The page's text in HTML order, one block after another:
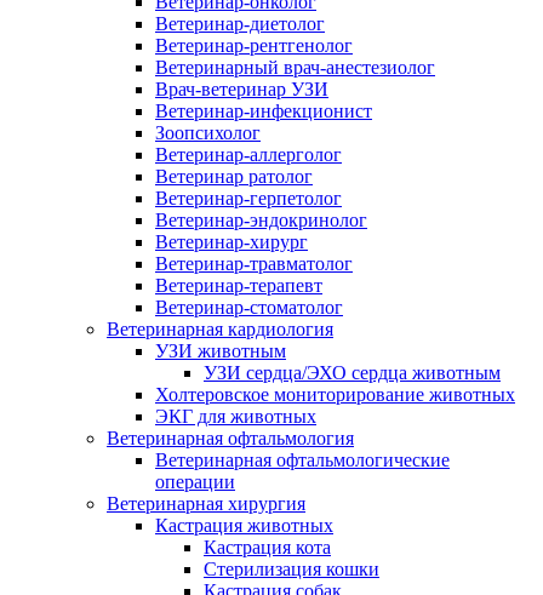
Ветеринар-диетолог
Ветеринар-рентгенолог
Ветеринарный врач-анестезиолог
Врач-ветеринар УЗИ
Ветеринар-инфекционист
Зоопсихолог
Ветеринар-аллерголог
Ветеринар ратолог
Ветеринар-герпетолог
Ветеринар-эндокринолог
Ветеринар-хирург
Ветеринар-травматолог
Ветеринар-терапевт
Ветеринар-стоматолог
Ветеринарная кардиология
УЗИ животным
УЗИ сердца/ЭХО сердца животным
Холтеровское мониторирование животных
ЭКГ для животных
Ветеринарная офтальмология
Ветеринарная офтальмологические
операции
Ветеринарная хирургия
Кастрация животных
Кастрация кота
Стерилизация кошки
Кастрация собак